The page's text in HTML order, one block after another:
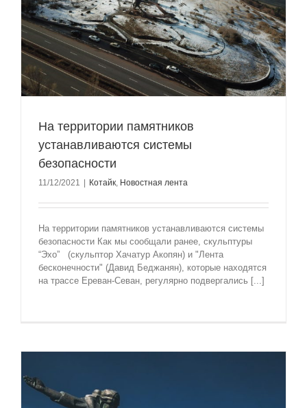
На территории памятников
устанавливаются системы
безопасности
11/12/2021 | Котайк, Новостная лента
На территории памятников устанавливаются системы
безопасности Как мы сообщали ранее, скульптуры
“Эхо” (скульптор Хачатур Акопян) и "Лента
бесконечности" (Давид Беджанян), которые находятся
на трассе Ереван-Севан, регулярно подвергались [...]